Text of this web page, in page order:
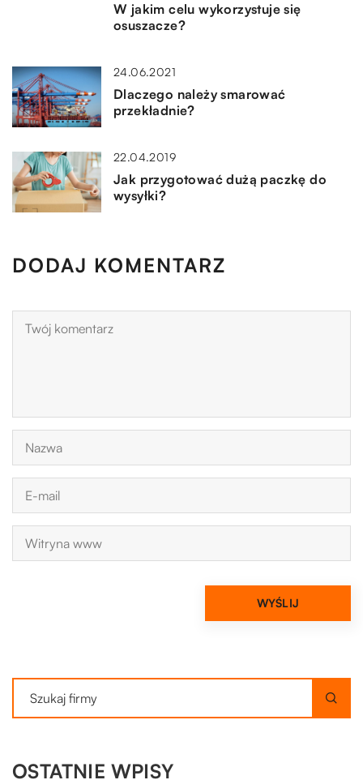
W jakim celu wykorzystuje się
osuszacze?
24.06.2021
Dlaczego należy smarować
przekładnie?
22.04.2019
Jak przygotować dużą paczkę do
wysyłki?
DODAJ KOMENTARZ
OSTATNIE WPISY